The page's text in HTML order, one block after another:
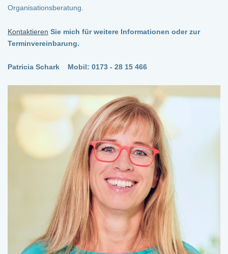
Organisationsberatung.
Kontaktieren Sie mich für weitere Informationen oder zur
Terminvereinbarung.
Patricia Schark Mobil: 0173 - 28 15 466